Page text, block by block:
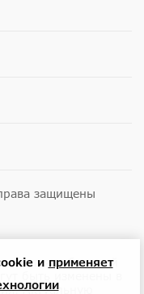
защищены
публичной
Актуальную
и применяет